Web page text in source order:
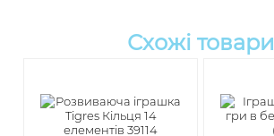
Схожі товари